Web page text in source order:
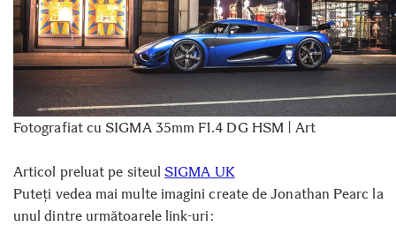
Fotografiat cu SIGMA 35mm F1.4 DG HSM | Art
Articol preluat pe siteul SIGMA UK
Puteți vedea mai multe imagini create de Jonathan Pearc la
unul dintre următoarele link-uri: